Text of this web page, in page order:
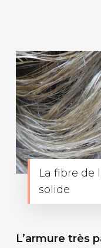
La fibre de
solide
L’armure très